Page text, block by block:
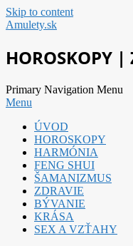
Skip to content
Amulety.sk
HOROSKOPY |
Primary Navigation Menu
Menu
ÚVOD
HOROSKOPY
HARMÓNIA
FENG SHUI
ŠAMANIZMUS
ZDRAVIE
BÝVANIE
KRÁSA
SEX A VZŤAHY